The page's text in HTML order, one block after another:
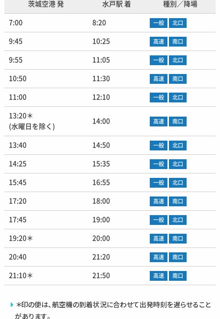
茨城空港 発 水戸駅 着 種別／降場
7:00 8:20 一般 北口
9:45 10:25 高速 南口
9:55 11:05 一般 北口
10:50 11:30 高速 南口
11:00 12:10 一般 北口
13:20＊
(水曜日を除く)
14:00 高速 南口
13:40 14:50 一般 北口
14:25 15:35 一般 北口
15:45 16:55 一般 北口
17:20 18:00 高速 南口
17:45 19:00 一般 北口
19:20＊ 20:00 高速 南口
20:40 21:20 高速 南口
21:10＊ 21:50 高速 南口
＊印の便は、航空機の到着状況に合わせて出発時刻を遅らせること
があります。